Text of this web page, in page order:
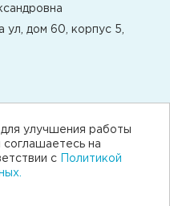
улучшения работы
соглашаетесь на
с
Политикой
ул, дом 60, корпус 5,